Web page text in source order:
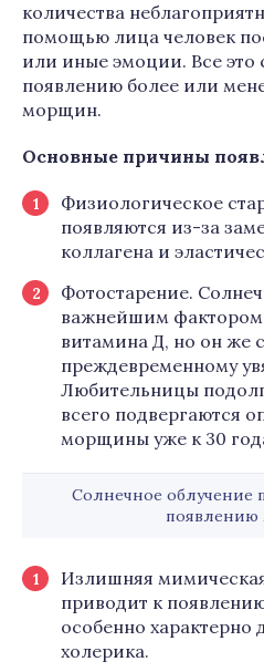
количества
помощью лица человек
или иные эмоции. Все это
появлению более или
морщин.
Основные причины
Физиологическое
появляются из-за
коллагена и
Фотостарение.
важнейшим фактором
витамина Д, но он же
преждевременному
Любительницы
всего подвергаются
морщины уже к 30
Солнечное облучение
Излишняя
приводит к
особенно характерно
холерика.